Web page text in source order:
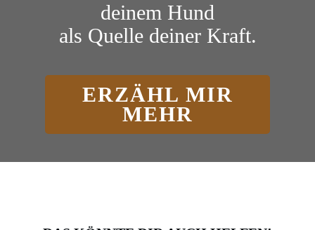
deinem Hund
als Quelle deiner Kraft.
ERZÄHL MIR
MEHR